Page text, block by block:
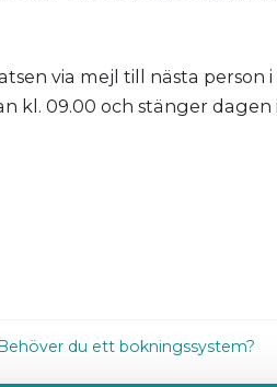
via mejl till nästa person i
kl. 09.00 och stänger dagen
du ett bokningssystem?